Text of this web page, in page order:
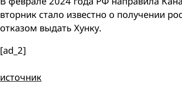
вторник стало известно о получении
отказом выдать Хунку.
[ad_2]
источник